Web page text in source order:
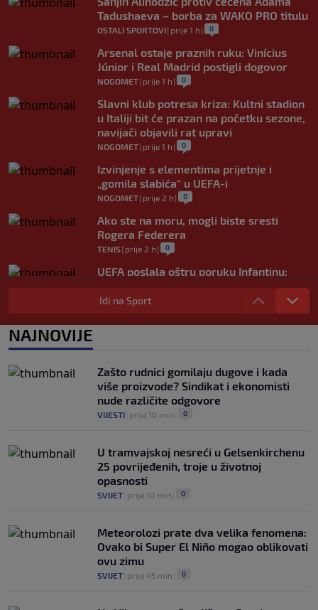
Tadushaeva – borba za WAKO PRO titulu
OSTALI SPORTOVI| prije 1 h | 0
Arsenal ostaje praznih ruku: Vinícius
Júnior i Real Madrid postigli dogovor
NOGOMET| prije 1 h | 0
Slavni klub potresa kriza: Kultni stadion
u Italiji bit će prazan na početku sezone,
navijači objavili rat upravi
NOGOMET| prije 1 h | 0
Izvinjenje s elementima prijetnje i
„gomila slabića“ u UEFA-i
NOGOMET| prije 2 h | 0
Ako ste na moru, mogli biste sresti
Rogera Federera
TENIS| prije 2 h | 0
UEFA poslala oštru poruku Infantinu:
"Ništa se ne mijenja, bojkot Svjetskog
prvenstva i dalje je na snazi"
prvenstva
NOGOMET prije 3 h 0
Idi na Sport
NAJNOVIJE
Zašto rudnici gomilaju dugove i kada
više proizvode? Sindikat i ekonomisti
nude različite odgovore
VIJESTI prije 10 min 0
U tramvajskoj nesreći u Gelsenkirchenu
25 povrijeđenih, troje u životnoj
opasnosti
SVIJET prije 10 min 0
Meteorolozi prate dva velika fenomena:
Ovako bi Super El Niño mogao oblikovati
ovu zimu
SVIJET prije 45 min 0